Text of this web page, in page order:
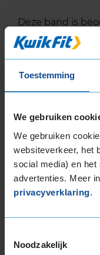
Toestemming
We gebruiken
We gebruiken
websiteverkeer, het
social media) en het
advertenties. Meer
privacyverklaring.
Noodzakelijk
Deze band is
met een minder
In de categorie
gewaardeerd
natte
De band heeft
met B-notering,
een normale
bandenlabel